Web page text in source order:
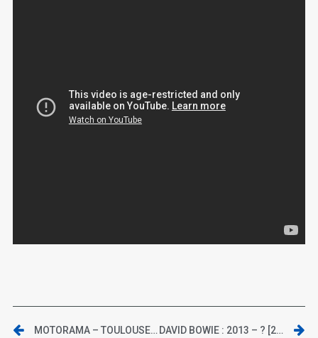
MOTORAMA – TOULOUSE, CONNEXION LIVE – LE 19 FÉVRIER 2013 DAVID BOWIE : 2013 – ? [2/2]